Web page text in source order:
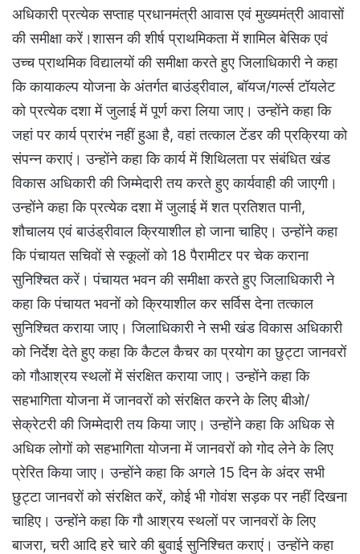
अधिकारी प्रत्येक सप्ताह प्रधानमंत्री आवास एवं मुख्यमंत्री आवासों
की समीक्षा करें।शासन की शीर्ष प्राथमिकता में शामिल बेसिक एवं
उच्च प्राथमिक विद्यालयों की समीक्षा करते हुए जिलाधिकारी ने कहा
कि कायाकल्प योजना के अंतर्गत बाउंड्रीवाल, बॉयज/गर्ल्स टॉयलेट
को प्रत्येक दशा में जुलाई में पूर्ण करा लिया जाए। उन्होंने कहा कि
जहां पर कार्य प्रारंभ नहीं हुआ है, वहां तत्काल टेंडर की प्रक्रिया को
संपन्न कराएं। उन्होंने कहा कि कार्य में शिथिलता पर संबंधित खंड
विकास अधिकारी की जिम्मेदारी तय करते हुए कार्यवाही की जाएगी।
उन्होंने कहा कि प्रत्येक दशा में जुलाई में शत प्रतिशत पानी,
शौचालय एवं बाउंड्रीवाल क्रियाशील हो जाना चाहिए। उन्होंने कहा
कि पंचायत सचिवों से स्कूलों को 18 पैरामीटर पर चेक कराना
सुनिश्चित करें। पंचायत भवन की समीक्षा करते हुए जिलाधिकारी ने
कहा कि पंचायत भवनों को क्रियाशील कर सर्विस देना तत्काल
सुनिश्चित कराया जाए। जिलाधिकारी ने सभी खंड विकास अधिकारी
को निर्देश देते हुए कहा कि कैटल कैचर का प्रयोग का छुट्टा जानवरों
को गौआश्रय स्थलों में संरक्षित कराया जाए। उन्होंने कहा कि
सहभागिता योजना में जानवरों को संरक्षित करने के लिए बीओ/
सेक्रेटरी की जिम्मेदारी तय किया जाए। उन्होंने कहा कि अधिक से
अधिक लोगों को सहभागिता योजना में जानवरों को गोद लेने के लिए
प्रेरित किया जाए। उन्होंने कहा कि अगले 15 दिन के अंदर सभी
छुट्टा जानवरों को संरक्षित करें, कोई भी गोवंश सड़क पर नहीं दिखना
चाहिए। उन्होंने कहा कि गौ आश्रय स्थलों पर जानवरों के लिए
बाजरा, चरी आदि हरे चारे की बुवाई सुनिश्चित कराएं। उन्होंने कहा